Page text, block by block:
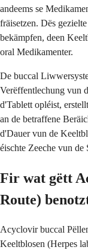
andeems se
fräisetzen. Dës
bekämpfen, deen
oral Medikamenter.
De buccal
Verëffentlechung vun
d'Tablett opléist,
an de betraffene
d'Dauer vun de
éischte Zeeche vun
Fir wat gëtt
Route)
Acyclovir buccal
Keeltblosen (Herpes